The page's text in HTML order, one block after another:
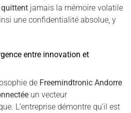
jamais la mémoire volatile
une confidentialité absolue, y
entre innovation et
de Freemindtronic Andorre
un vecteur
L’entreprise démontre qu’il est